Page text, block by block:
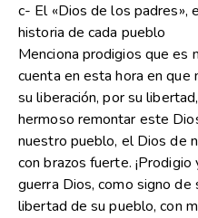
c- El «Dios de los padres»,
historia de cada pueblo
Menciona prodigios que es
cuenta en esta hora en
su liberación, por su
hermoso remontar este
nuestro pueblo, el Dios de
con brazos fuerte. ¡Prodigio
guerra Dios, como signo de
libertad de su pueblo, con